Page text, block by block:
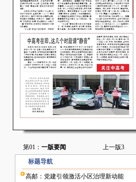
第01： 一版要闻 上一版3
标题导航
高邮：党建引领激活小区治理新动能